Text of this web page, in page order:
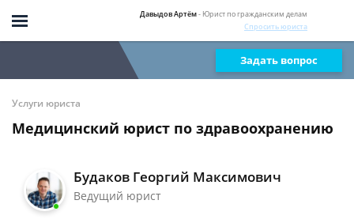
Давыдов Артём- Юрист по гражданским делам
Спросить юриста
Задать вопрос
Услуги юриста
Медицинский юрист по здравоохранению
Будаков Георгий Максимович
Ведущий юрист